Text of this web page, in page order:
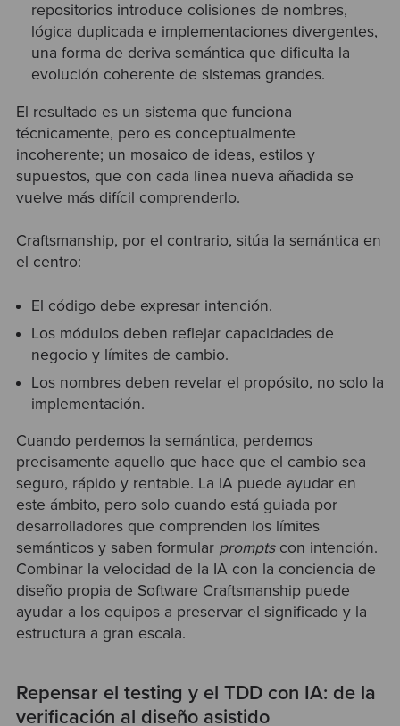
repositorios introduce colisiones de nombres,
lógica duplicada e implementaciones divergentes,
una forma de deriva semántica que dificulta la
evolución coherente de sistemas grandes.
El resultado es un sistema que funciona
técnicamente, pero es conceptualmente
incoherente; un mosaico de ideas, estilos y
supuestos, que con cada linea nueva añadida se
vuelve más difícil comprenderlo.
Craftsmanship, por el contrario, sitúa la semántica en
el centro:
El código debe expresar intención.
Los módulos deben reflejar capacidades de
negocio y límites de cambio.
Los nombres deben revelar el propósito, no solo la
implementación.
Cuando perdemos la semántica, perdemos
precisamente aquello que hace que el cambio sea
seguro, rápido y rentable. La IA puede ayudar en
este ámbito, pero solo cuando está guiada por
desarrolladores que comprenden los límites
semánticos y saben formular promptscon intención.
Combinar la velocidad de la IA con la conciencia de
diseño propia de Software Craftsmanship puede
ayudar a los equipos a preservar el significado y la
estructura a gran escala.
Repensar el testing y el TDD con IA: de la
verificación al diseño asistido